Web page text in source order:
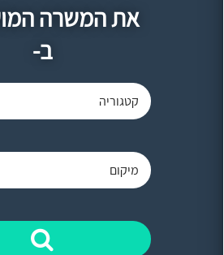
את המשרה
ב-
קטגוריה
מיקום